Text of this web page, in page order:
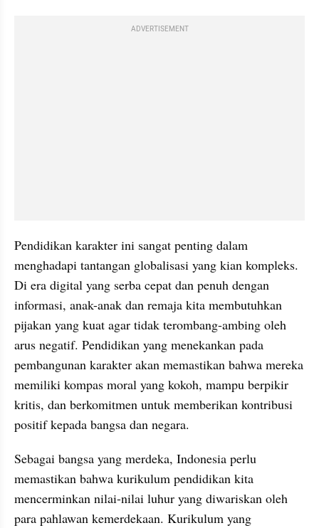
ADVERTISEMENT
Pendidikan karakter ini sangat penting dalam
menghadapi tantangan globalisasi yang kian kompleks.
Di era digital yang serba cepat dan penuh dengan
informasi, anak-anak dan remaja kita membutuhkan
pijakan yang kuat agar tidak terombang-ambing oleh
arus negatif. Pendidikan yang menekankan pada
pembangunan karakter akan memastikan bahwa mereka
memiliki kompas moral yang kokoh, mampu berpikir
kritis, dan berkomitmen untuk memberikan kontribusi
positif kepada bangsa dan negara.
Sebagai bangsa yang merdeka, Indonesia perlu
memastikan bahwa kurikulum pendidikan kita
mencerminkan nilai-nilai luhur yang diwariskan oleh
para pahlawan kemerdekaan. Kurikulum yang